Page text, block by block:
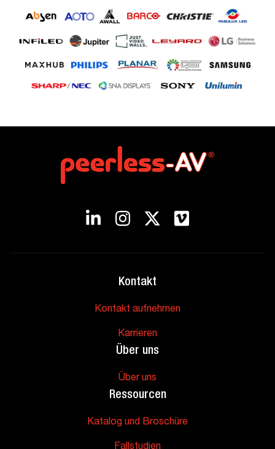
Kontakt
Kontakt aufnehmen
Karrieren
Über uns
Über uns
Ressourcen
Katalog und Broschüre